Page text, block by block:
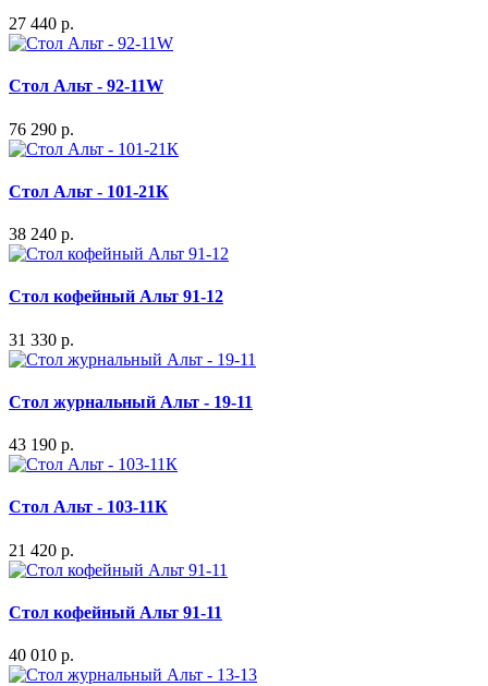
27 440 р.
Стол Альт - 92-11W
76 290 р.
Стол Альт - 101-21К
38 240 р.
Стол кофейный Альт 91-12
31 330 р.
Стол журнальный Альт - 19-11
43 190 р.
Стол Альт - 103-11К
21 420 р.
Стол кофейный Альт 91-11
40 010 р.